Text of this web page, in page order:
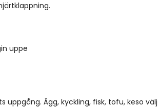
uppe
uppgång. Ägg, kyckling, fisk, tofu, keso välj